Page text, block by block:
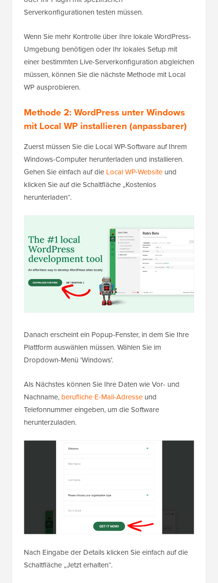
Serverkonfigurationen testen müssen.
Wenn Sie mehr Kontrolle über Ihre lokale WordPress-
Umgebung benötigen oder Ihr lokales Setup mit
einer bestimmten Live-Serverkonfiguration abgleichen
müssen, können Sie die nächste Methode mit Local
WP ausprobieren.
Methode 2: WordPress unter Windows
mit Local WP installieren (anpassbarer)
Zuerst müssen Sie die Local WP-Software auf Ihrem
Windows-Computer herunterladen und installieren.
Gehen Sie einfach auf die Local WP-Website und
klicken Sie auf die Schaltfläche „Kostenlos
herunterladen“.
Danach erscheint ein Popup-Fenster, in dem Sie Ihre
Plattform auswählen müssen. Wählen Sie im
Dropdown-Menü 'Windows'.
Als Nächstes können Sie Ihre Daten wie Vor- und
Nachname, berufliche E-Mail-Adresse und
Telefonnummer eingeben, um die Software
herunterzuladen.
Nach Eingabe der Details klicken Sie einfach auf die
Schaltfläche „Jetzt erhalten“.